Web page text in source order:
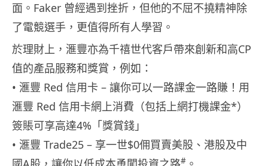
面。Faker 曾經遇到挫折，但他的不屈不撓精神除
了電競選手，更值得所有人學習。
於理財上，滙豐亦為千禧世代客戶帶來創新和高CP
值的產品服務和獎賞，例如：
• 滙豐 Red 信用卡 – 讓你可以一路課金一路賺！用
滙豐 Red 信用卡網上消費（包括上網打機課金*）
簽賬可享高達4%「獎賞錢」
• 滙豐 Trade25 – 享一世$0佣買賣美股、港股及中
#